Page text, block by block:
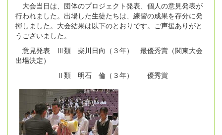
大会当日は、団体のプロジェクト発表、個人の意見発表が
行われました。出場した生徒たちは、練習の成果を存分に発
揮しました。大会結果は以下のとおりです。ご声援ありがと
うございました。
意見発表 Ⅲ類 柴川日向（３年） 最優秀賞（関東大会
出場決定）
Ⅱ類 明石 倫（３年） 優秀賞